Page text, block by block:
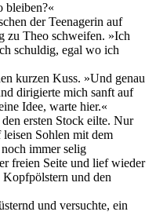
bleiben?«
der Teenagerin auf
zu Theo schweifen. »Ich
schuldig, egal wo ich
kurzen Kuss. »Und genau
dirigierte mich sanft auf
Idee, warte hier.«
ersten Stock eilte. Nur
Sohlen mit dem
immer selig
freien Seite und lief wieder
und den
und versuchte, ein